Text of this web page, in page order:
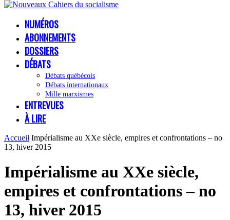
NUMÉROS
ABONNEMENTS
DOSSIERS
DÉBATS
Débats québécois
Débats internationaux
Mille marxismes
ENTREVUES
À LIRE
Accueil Impérialisme au XXe siècle, empires et confrontations – no
13, hiver 2015
Impérialisme au XXe siècle,
empires et confrontations – no
13, hiver 2015